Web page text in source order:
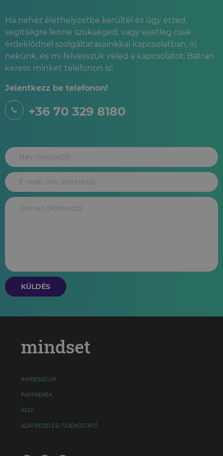
Ha nehéz élethelyzetbe kerültél és úgy érzed,
segítségre lenne szükséged, vagy esetleg csak
érdeklődnél szolgáltatásainkkal kapcsolatban, írj
nekünk, és mi felvesszük veled a kapcsolatot. Bátran
keress minket telefonon is!
Jelentkezz be telefonon!
+36 70 329 8180
KÜLDÉS
mindset
IMPRESSZUM
PARTNEREK
ÁSZF
ADATKEZELÉSI TÁJÉKOZTATÓ